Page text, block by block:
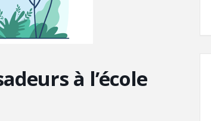
à l’école